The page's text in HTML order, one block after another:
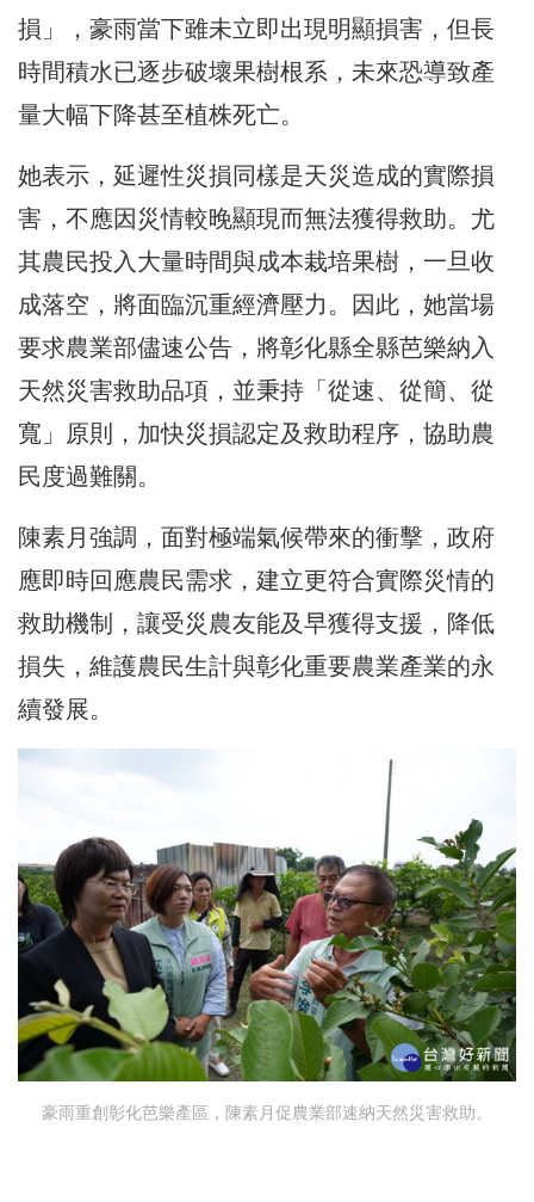
損」，豪雨當下雖未立即出現明顯損害，但長
時間積水已逐步破壞果樹根系，未來恐導致產
量大幅下降甚至植株死亡。
她表示，延遲性災損同樣是天災造成的實際損
害，不應因災情較晚顯現而無法獲得救助。尤
其農民投入大量時間與成本栽培果樹，一旦收
成落空，將面臨沉重經濟壓力。因此，她當場
要求農業部儘速公告，將彰化縣全縣芭樂納入
天然災害救助品項，並秉持「從速、從簡、從
寬」原則，加快災損認定及救助程序，協助農
民度過難關。
陳素月強調，面對極端氣候帶來的衝擊，政府
應即時回應農民需求，建立更符合實際災情的
救助機制，讓受災農友能及早獲得支援，降低
損失，維護農民生計與彰化重要農業產業的永
續發展。
豪雨重創彰化芭樂產區，陳素月促農業部速納天然災害救助。